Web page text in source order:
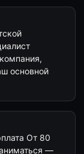
основной
От 80
—